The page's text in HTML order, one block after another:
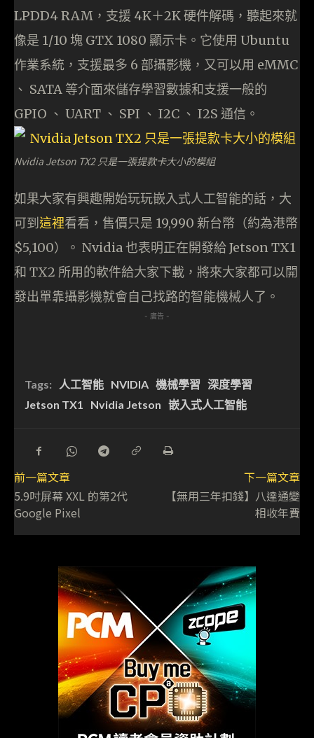
LPDD4 RAM，支援 4K＋2K 硬件解碼，聽起來就
像是 1/10 塊 GTX 1080 顯示卡。它使用 Ubuntu
作業系統，支援最多 6 部攝影機，又可以用 eMMC
、 SATA 等介面來儲存學習數據和支援一般的
GPIO 、 UART 、 SPI 、 I2C 、 I2S 通信。
Nvidia Jetson TX2 只是一張提款卡大小的模組
如果大家有興趣開始玩玩嵌入式人工智能的話，大
可到 這裡看看，售價只是 19,990 新台幣（約為港幣
$5,100）。 Nvidia 也表明正在開發給 Jetson TX1
和 TX2 所用的軟件給大家下載，將來大家都可以開
發出單靠攝影機就會自己找路的智能機械人了。
- 廣告 -
Tags: 人工智能 NVIDIA 機械學習 深度學習
Jetson TX1
Nvidia Jetson 嵌入式人工智能
前一篇文章
5.9吋屏幕 XXL 的第2代
Google Pixel
下一篇文章
【無用三年扣錢】八達通變
相收年費